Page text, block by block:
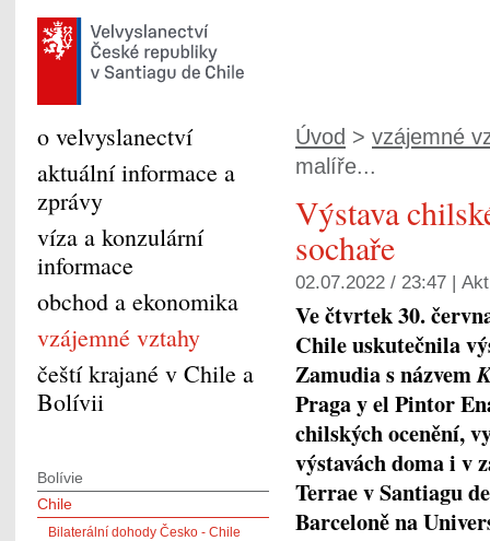
Úvod > vzájemné
malíře...
Výstava
sochaře
02.07.2022 / 23:47 |
Ve čtvrtek 30.
Chile uskutečnila
Zamudia s názvem
Praga y el Pintor
chilských ocenění,
výstavách doma i v
Terrae v Santiagu
Barceloně na
o velvyslanectví
aktuální informace a
zprávy
víza a konzulární
informace
obchod a ekonomika
vzájemné vztahy
čeští krajané v Chile a
Bolívii
Bolívie
Chile
Bilaterální dohody Česko - Chile